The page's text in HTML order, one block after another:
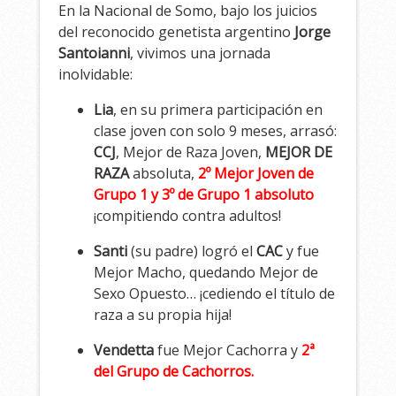
En la Nacional de Somo, bajo los juicios
del reconocido genetista argentino Jorge
Santoianni, vivimos una jornada
inolvidable:
Lia, en su primera participación en
clase joven con solo 9 meses, arrasó:
CCJ, Mejor de Raza Joven, MEJOR DE
RAZAabsoluta, 2º Mejor Joven de
Grupo 1 y 3º de Grupo 1 absoluto
¡compitiendo contra adultos!
Santi(su padre) logró elCACy fue
Mejor Macho, quedando Mejor de
Sexo Opuesto… ¡cediendo el título de
raza a su propia hija!
Vendettafue Mejor Cachorra y 2ª
del Grupo de Cachorros.